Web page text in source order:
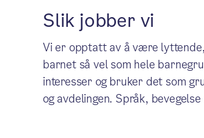
Slik jobber vi
Vi er opptatt av å være
barnet så vel som hele
interesser og bruker det som
og avdelingen. Språk,